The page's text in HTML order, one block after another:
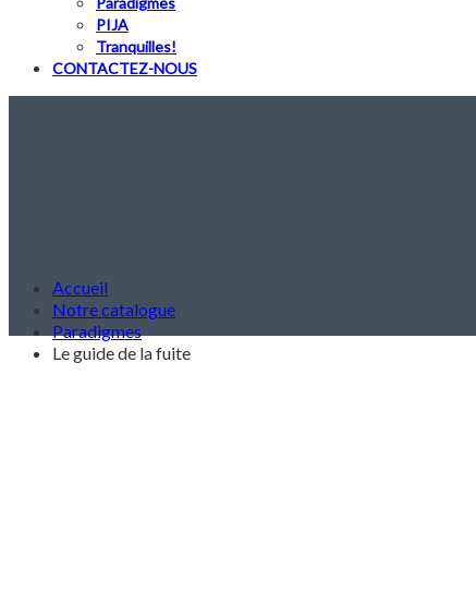
PIJA
Tranquilles!
CONTACTEZ-NOUS
Accueil
Notre catalogue
Paradigmes
Le guide de la fuite